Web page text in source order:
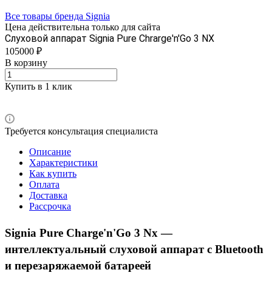
Все товары бренда Signia
Цена действительна только для сайта
Слуховой аппарат Signiа Pure Chrarge'n'Go 3 NX
105000 ₽
В корзину
Купить в 1 клик
Требуется консультация специалиста
Описание
Характеристики
Как купить
Оплата
Доставка
Рассрочка
Signia Pure Charge'n'Go 3 Nx —
интеллектуальный слуховой аппарат с Bluetooth
и перезаряжаемой батареей